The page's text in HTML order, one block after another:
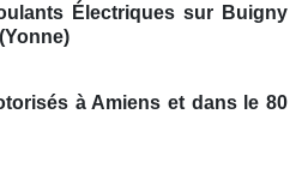
Électriques sur Buigny
à Amiens et dans le 80